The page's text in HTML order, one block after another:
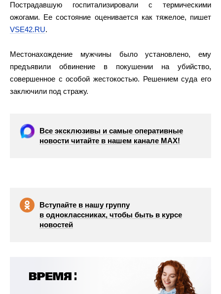
Пострадавшую госпитализировали с термическими
ожогами. Ее состояние оценивается как тяжелое, пишет
VSE42.RU.
Местонахождение мужчины было установлено, ему
предъявили обвинение в покушении на убийство,
совершенное с особой жестокостью. Решением суда его
заключили под стражу.
Все эксклюзивы и самые оперативные
новости читайте в нашем канале МАХ!
Вступайте в нашу группу
в одноклассниках, чтобы быть в курсе
новостей